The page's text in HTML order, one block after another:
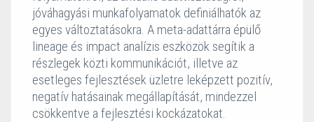
jóváhagyási munkafolyamatok definiálhatók az
egyes változtatásokra. A meta-adattárra épülő
lineage és impact analízis eszközök segítik a
részlegek közti kommunikációt, illetve az
esetleges fejlesztések üzletre leképzett pozitív,
negatív hatásainak megállapítását, mindezzel
csökkentve a fejlesztési kockázatokat.